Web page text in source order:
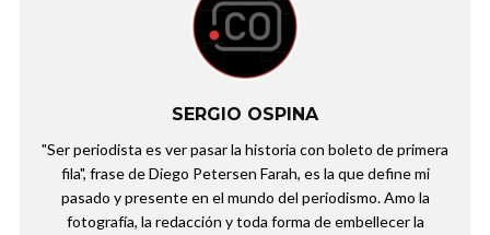
SERGIO OSPINA
"Ser periodista es ver pasar la historia con boleto de primera
fila", frase de Diego Petersen Farah, es la que define mi
pasado y presente en el mundo del periodismo. Amo la
fotografía, la redacción y toda forma de embellecer la